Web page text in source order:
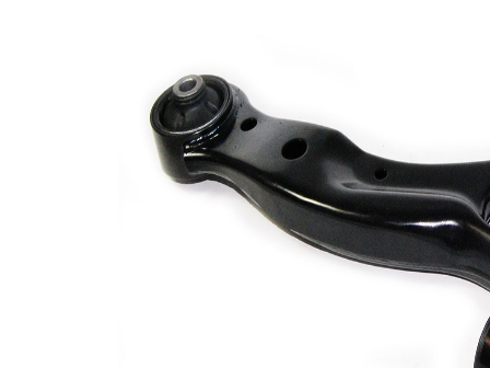
Taraudage/Filetage
1,25
Numéro d'article en
paire
VKDS
825041 B